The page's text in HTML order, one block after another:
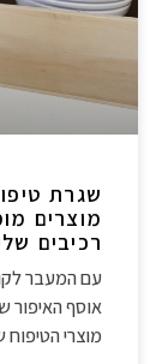
שגרת
מוצרים
רכיבים
עם המעבר
אוסף האיפור
מוצרי